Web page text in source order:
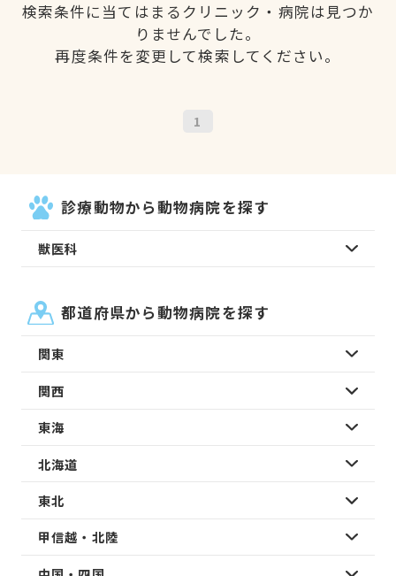
検索条件に当てはまるクリニック・病院は見つか
りませんでした。
再度条件を変更して検索してください。
1
診療動物から動物病院を探す
獣医科
都道府県から動物病院を探す
関東
関西
東海
北海道
東北
甲信越・北陸